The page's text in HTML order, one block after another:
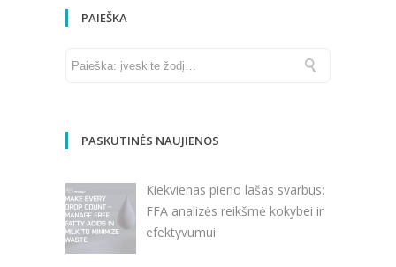
PAIEŠKA
PASKUTINĖS NAUJIENOS
Kiekvienas pieno lašas svarbus:
FFA analizės reikšmė kokybei ir
efektyvumui